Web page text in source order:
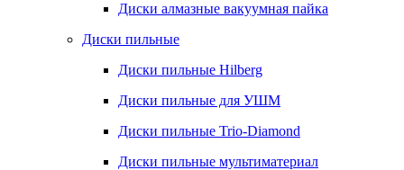
Диски алмазные вакуумная пайка
Диски пильные
Диски пильные Hilberg
Диски пильные для УШМ
Диски пильные Trio-Diamond
Диски пильные мультиматериал